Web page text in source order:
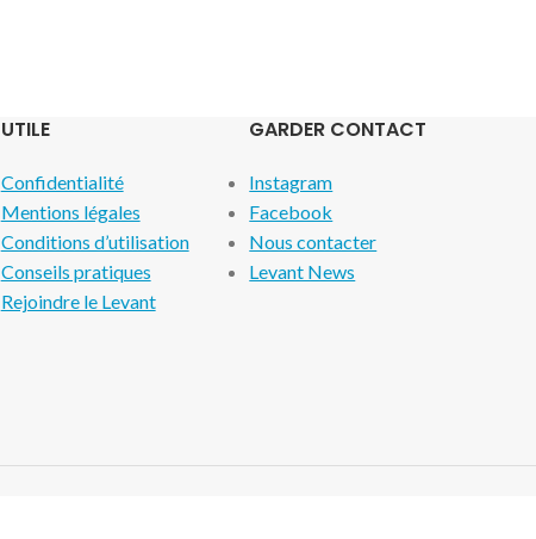
UTILE
Confidentialité
Mentions légales
Conditions d’utilisation
Conseils pratiques
Rejoindre le Levant
GARDER CONTACT
Instagram
Facebook
Nous contacter
Levant News